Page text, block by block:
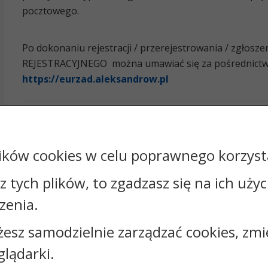
pocztowego.
Po dokonaniu rejestracji / przerejestrowania /
REJESTRACYJNEGO można umawiać się za
https://eurzad.aleksandrow.pl
Załączniki
Kontakt:
tel.:+48542827900
cookies w celu poprawnego
tych plików, to zgadzasz się na ich
samodzielnie zarządzać cookies,